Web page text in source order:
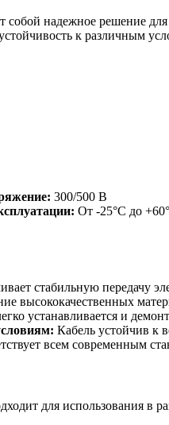
собой надежное решение
к различным
300/500 В
От -25°C до
стабильную передачу
высококачественных
устанавливается и
Кабель устойчив к
всем современным
для использования в